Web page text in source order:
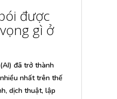
được
gì ở
đã trở thành
nhất trên thế
dịch thuật, lập